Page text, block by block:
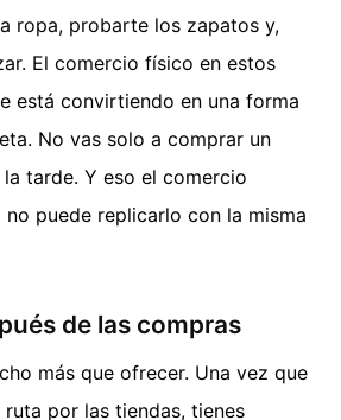
ropa, probarte los zapatos y,
El comercio físico en estos
está convirtiendo en una forma
No vas solo a comprar un
tarde. Y eso el comercio
puede replicarlo con la misma
de las compras
más que ofrecer. Una vez que
por las tiendas, tienes